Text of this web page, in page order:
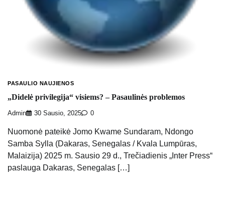
PASAULIO NAUJIENOS
„Didelė privilegija“ visiems? – Pasaulinės problemos
Admin 30 Sausio, 2025 0
Nuomonė pateikė Jomo Kwame Sundaram, Ndongo
Samba Sylla (Dakaras, Senegalas / Kvala Lumpūras,
Malaizija) 2025 m. Sausio 29 d., Trečiadienis „Inter Press“
paslauga Dakaras, Senegalas […]